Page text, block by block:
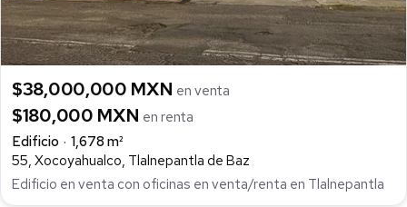
$38,000,000 MXN en venta
$180,000 MXN en renta
Edificio
1,678 m²
55, Xocoyahualco, Tlalnepantla de Baz
Edificio en venta con oficinas en venta/renta en Tlalnepantla